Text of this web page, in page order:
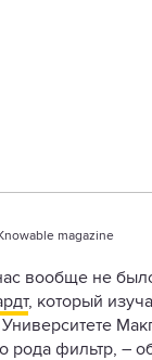
Knowable magazine
вообще не
, который
рода фильтр, –